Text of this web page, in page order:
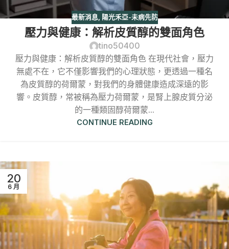
最新消息, 陽光禾亞-未病先防
壓力與健康：解析皮質醇的雙面角色
tino50400
壓力與健康：解析皮質醇的雙面角色 在現代社會，壓力
無處不在，它不僅影響我們的心理狀態，更透過一種名
為皮質醇的荷爾蒙，對我們的身體健康造成深遠的影
響。皮質醇，常被稱為壓力荷爾蒙，是腎上腺皮質分泌
的一種類固醇荷爾蒙...
CONTINUE READING
20
6 月